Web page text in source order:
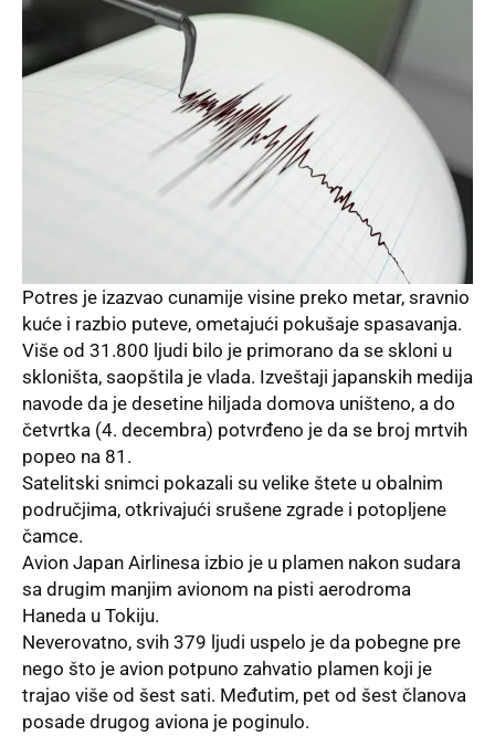
Potres je izazvao cunamije visine preko metar, sravnio
kuće i razbio puteve, ometajući pokušaje spasavanja.
Više od 31.800 ljudi bilo je primorano da se skloni u
skloništa, saopštila je vlada. Izveštaji japanskih medija
navode da je desetine hiljada domova uništeno, a do
četvrtka (4. decembra) potvrđeno je da se broj mrtvih
popeo na 81.
Satelitski snimci pokazali su velike štete u obalnim
područjima, otkrivajući srušene zgrade i potopljene
čamce.
Avion Japan Airlinesa izbio je u plamen nakon sudara
sa drugim manjim avionom na pisti aerodroma
Haneda u Tokiju.
Neverovatno, svih 379 ljudi uspelo je da pobegne pre
nego što je avion potpuno zahvatio plamen koji je
trajao više od šest sati. Međutim, pet od šest članova
posade drugog aviona je poginulo.